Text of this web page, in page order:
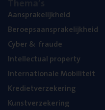
Aan­spra­ke­lijk­heid
Beroeps­aan­spra­ke­lijk­heid
Cyber& fraude
Intel­lec­tu­al property
Inter­na­ti­o­na­le Mobiliteit
Kre­diet­ver­ze­ke­ring
Kunst­ver­ze­ke­ring